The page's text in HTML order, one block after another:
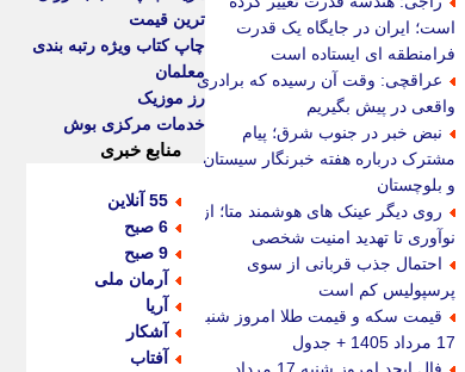
است؛ ایران در جایگاه یک قدرت
فرامنطقه ای ایستاده است
عراقچی: وقت آن رسیده که برادری
واقعی در پیش بگیریم
نبض خبر در جنوب شرق؛ پیام
مشترک درباره هفته خبرنگار سیستان
و بلوچستان
روی دیگر عینک های هوشمند متا؛ از
نوآوری تا تهدید امنیت شخصی
احتمال جذب قربانی از سوی
پرسپولیس کم است
قیمت سکه و قیمت طلا امروز شنبه
17 مرداد 1405 + جدول
ترین قیمت
چاپ کتاب ویژه رتبه بندی
معلمان
رز موزیک
خدمات مرکزی بوش
منابع خبری
55 آنلاین
6 صبح
9 صبح
آرمان ملی
آریا
آشکار
آفتاب